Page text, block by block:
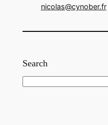
nicolas@cynober.fr
Search